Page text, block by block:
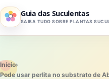
Pular para o conteúdo
Guia das Suculentas
Início›
Pode usar perlita no substrato de